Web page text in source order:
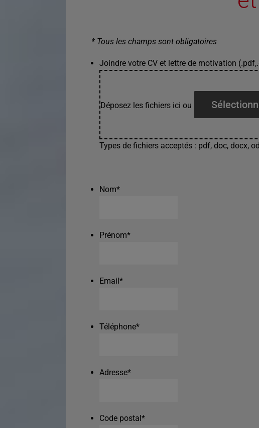
* Tous les champs sont obligatoires
Joindre votre CV et lettre de motivation
Déposez les fichiers ici ou
Types de fichiers acceptés : pdf, doc, docx,
Nom*
Prénom*
Email*
Téléphone*
Adresse*
Code postal*